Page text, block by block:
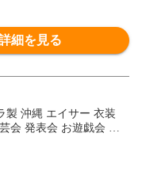
細を見る
製 沖縄 エイサー 衣装
会 発表会 お遊戯会 ダ
物 楽器 幼児 子供 キッ
民謡 琉球 室内